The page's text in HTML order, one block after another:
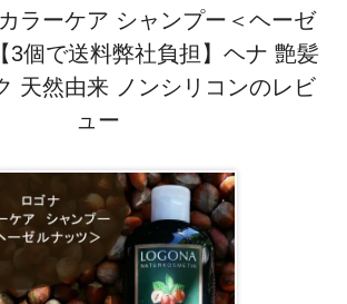
ラーケア シャンプー＜ヘーゼ
3個で送料弊社負担】ヘナ 艶髪
天然由来 ノンシリコンのレビ
ュー